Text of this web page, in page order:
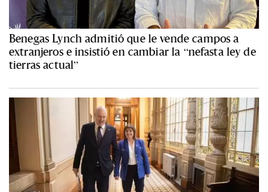
Benegas Lynch admitió que le vende campos a
extranjeros e insistió en cambiar la “nefasta ley de
tierras actual”